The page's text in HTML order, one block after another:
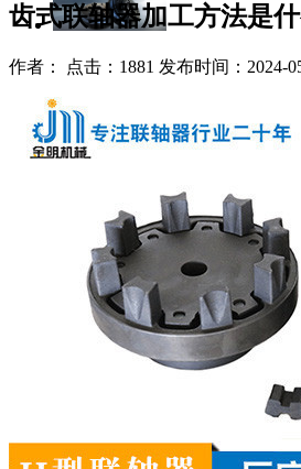
齿式联轴器加工方法是
作者： 点击：1881 发布时间：2024-